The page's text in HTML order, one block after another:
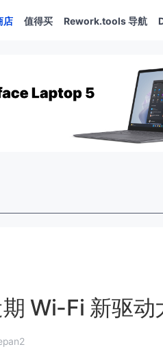
店 值得买 Rework.tools 导航
Wi-Fi 新驱动